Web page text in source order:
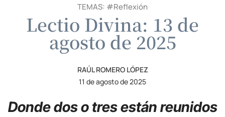
TEMAS: #Reflexión
Lectio Divina: 13 de
agosto de 2025
RAÚL ROMERO LÓPEZ
11 de agosto de 2025
Donde dos o tres están reunidos